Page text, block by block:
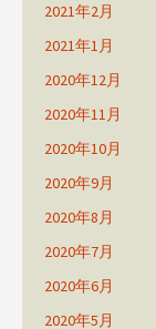
2021年2月
2021年1月
2020年12月
2020年11月
2020年10月
2020年9月
2020年8月
2020年7月
2020年6月
2020年5月